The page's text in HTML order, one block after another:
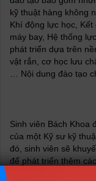
kỹ thuật hàng không
Khí động lực học,
máy bay, Hệ thống
phát triển dựa trên
vật rắn, cơ học lưu
… Nội dung đào tạo
Sinh viên Bách Khoa
của một Kỹ sư kỹ
đó, sinh viên sẽ
để phát triển thêm